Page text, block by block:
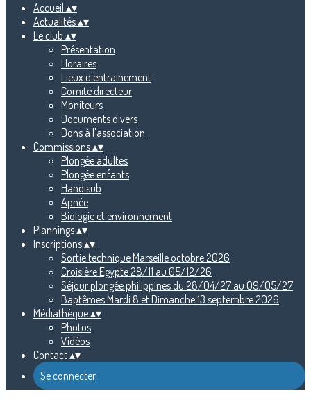
Accueil ▴▾
Actualités▴▾
Le club ▴▾
Présentation
Horaires
Lieux d'entrainement
Comité directeur
Moniteurs
Documents divers
Dons à l'association
Commissions▴▾
Plongée adultes
Plongée enfants
Handisub
Apnée
Biologie et environnement
Plannings▴▾
Inscriptions▴▾
Sortie technique Marseille octobre 2026
Croisière Egypte 28/11 au 05/12/26
Séjour plongée philippines du 28/04/27 au 09/05/27
Baptêmes Mardi 8 et Dimanche 13 septembre 2026
Médiathèque▴▾
Photos
Vidéos
Contact▴▾
Se connecter